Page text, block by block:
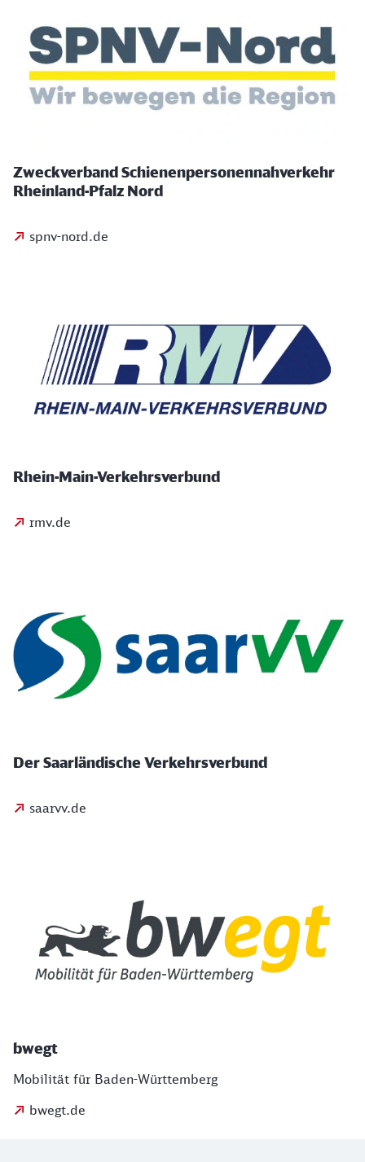
Zweckverband Schienenpersonennahverkehr
Rheinland-Pfalz Nord
spnv-nord.de
Rhein-Main-Verkehrsverbund
rmv.de
Der Saarländische Verkehrsverbund
saarvv.de
bwegt
Mobilität für Baden-Württemberg
bwegt.de